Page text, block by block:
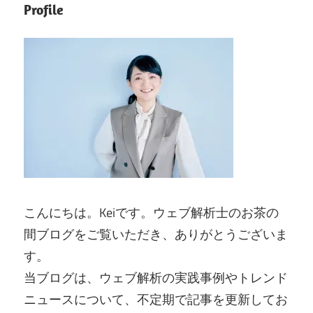
Profile
こんにちは。Keiです。ウェブ解析士のお茶の
間ブログをご覧いただき、ありがとうございま
す。
当ブログは、ウェブ解析の実践事例やトレンド
ニュースについて、不定期で記事を更新してお